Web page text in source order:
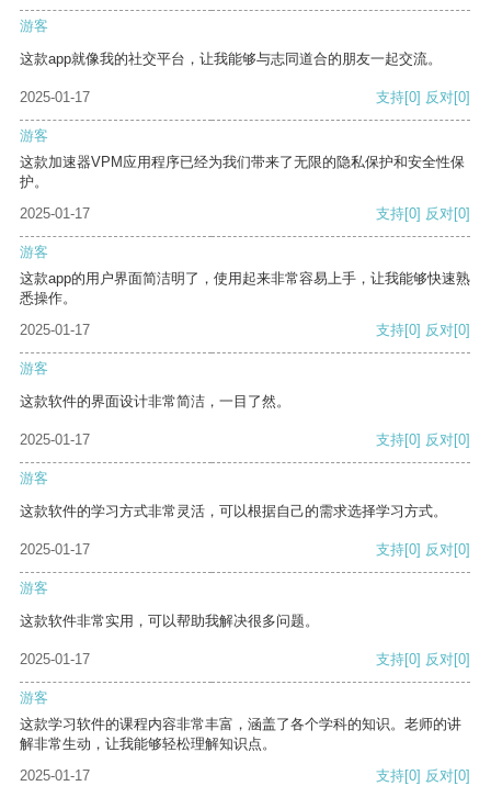
游客
这款app就像我的社交平台，让我能够与志同道合的朋友一起交流。
2025-01-17 支持[0] 反对[0]
游客
这款加速器VPM应用程序已经为我们带来了无限的隐私保护和安全性保
护。
2025-01-17
支持[0] 反对[0]
游客
这款app的用户界面简洁明了，使用起来非常容易上手，让我能够快速熟
悉操作。
2025-01-17
支持[0] 反对[0]
游客
这款软件的界面设计非常简洁，一目了然。
2025-01-17 支持[0] 反对[0]
游客
这款软件的学习方式非常灵活，可以根据自己的需求选择学习方式。
2025-01-17 支持[0] 反对[0]
游客
这款软件非常实用，可以帮助我解决很多问题。
2025-01-17 支持[0] 反对[0]
游客
这款学习软件的课程内容非常丰富，涵盖了各个学科的知识。老师的讲
解非常生动，让我能够轻松理解知识点。
2025-01-17
支持[0] 反对[0]